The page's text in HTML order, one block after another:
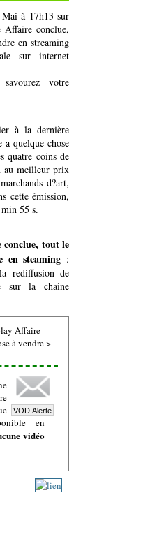
à 17h13 sur
Affaire conclue,
en streaming
sur internet
votre
à la dernière
quelque chose
quatre coins de
au meilleur prix
d?art,
cette émission,
55 s.
conclue, tout le
en steaming :
rediffusion de
sur la chaine
Affaire
à vendre>
en
vidéo